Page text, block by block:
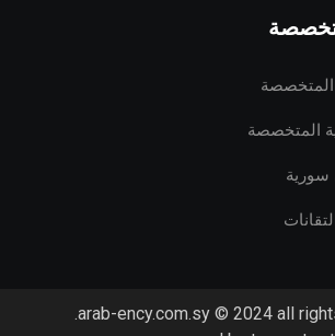
المتخصصة
المتخصصة
سورية
arab-ency.com.sy © 2024 all